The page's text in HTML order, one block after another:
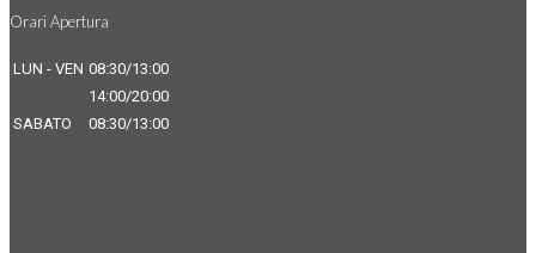
Orari Apertura
LUN - VEN 08:30/13:00
14:00/20:00
SABATO
08:30/13:00